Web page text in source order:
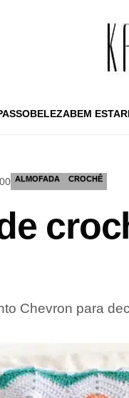
BELEZABEM ESTAR
ALMOFADA CROCHÊ
Chevron para